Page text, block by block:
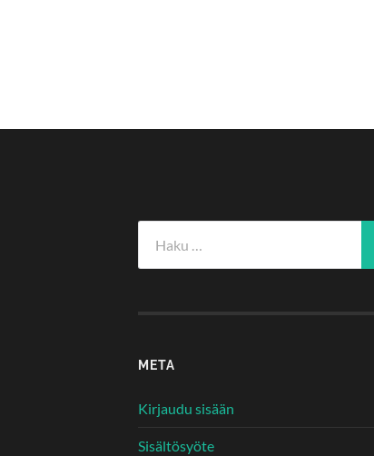
META
Kirjaudu sisään
Sisältösyöte